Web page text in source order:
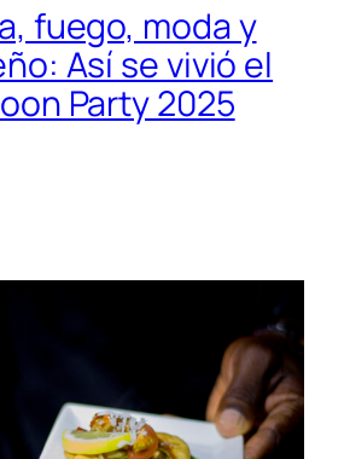
fuego, moda y
Así se vivió el
Party 2025